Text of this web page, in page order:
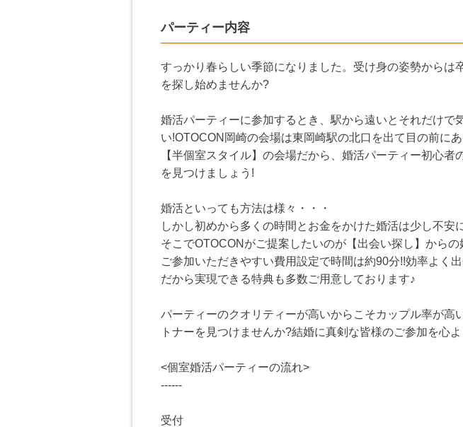
パーティー内容
すっかり春らしい季節になりました。受け身の姿勢から
を探し始めませんか?
婚活パーティーに参加するとき、駅から遠いとそれだけ
い!OTOCON岡崎の会場は東岡崎駅の北口を出て目の前に
【半個室スタイル】の会場だから、婚活パーティー初心
を見つけましょう!
婚活といっても方法は様々・・・
しかし初めから多くの時間とお金をかけた婚活は少し不安
そこでOTOCONがご提案したいのが【出会い探し】から
ご参加いただきやすい費用設定で時間は約90分!!効率よく
だから実現できる特典も多数ご用意しております♪
パーティーのクオリティーが高いからこそカップル率が
トナーを見つけませんか?結婚に真剣な皆様のご参加を心
<個室婚活パーティーの流れ>
------
受付